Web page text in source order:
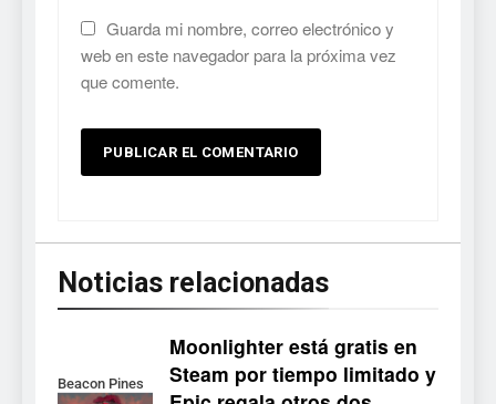
Guarda mi nombre, correo electrónico y
web en este navegador para la próxima vez
que comente.
Noticias relacionadas
Beacon Pines
Moonlighter está gratis en
Steam por tiempo limitado y